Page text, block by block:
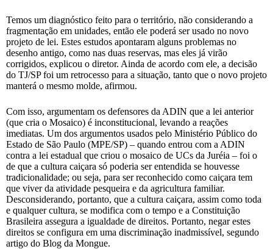
Temos um diagnóstico feito para o território, não considerando a
fragmentação em unidades, então ele poderá ser usado no novo
projeto de lei. Estes estudos apontaram alguns problemas no
desenho antigo, como nas duas reservas, mas eles já virão
corrigidos, explicou o diretor. Ainda de acordo com ele, a decisão
do TJ/SP foi um retrocesso para a situação, tanto que o novo projeto
manterá o mesmo molde, afirmou.
Com isso, argumentam os defensores da ADIN que a lei anterior
(que cria o Mosaico) é inconstitucional, levando a reações
imediatas. Um dos argumentos usados pelo Ministério Público do
Estado de São Paulo (MPE/SP) – quando entrou com a ADIN
contra a lei estadual que criou o mosaico de UCs da Juréia – foi o
de que a cultura caiçara só poderia ser entendida se houvesse
tradicionalidade; ou seja, para ser reconhecido como caiçara tem
que viver da atividade pesqueira e da agricultura familiar.
Desconsiderando, portanto, que a cultura caiçara, assim como toda
e qualquer cultura, se modifica com o tempo e a Constituição
Brasileira assegura a igualdade de direitos. Portanto, negar estes
direitos se configura em uma discriminação inadmissível, segundo
artigo do Blog da Mongue.